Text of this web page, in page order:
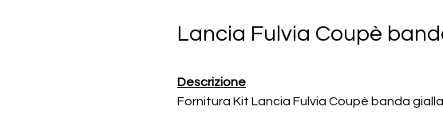
Lancia Fulvia Coupè
Descrizione
Fornitura Kit Lancia Fulvia Coupè banda gialla